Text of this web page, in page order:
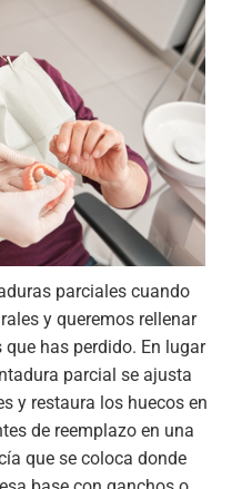
parciales cuando
y queremos rellenar
has perdido. En lugar
parcial se ajusta
y restaura los huecos en
de reemplazo en una
que se coloca donde